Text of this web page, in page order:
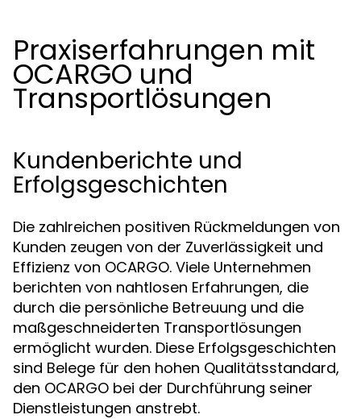
Praxiserfahrungen mit
OCARGO und
Transportlösungen
Kundenberichte und
Erfolgsgeschichten
Die zahlreichen positiven Rückmeldungen von
Kunden zeugen von der Zuverlässigkeit und
Effizienz von OCARGO. Viele Unternehmen
berichten von nahtlosen Erfahrungen, die
durch die persönliche Betreuung und die
maßgeschneiderten Transportlösungen
ermöglicht wurden. Diese Erfolgsgeschichten
sind Belege für den hohen Qualitätsstandard,
den OCARGO bei der Durchführung seiner
Dienstleistungen anstrebt.